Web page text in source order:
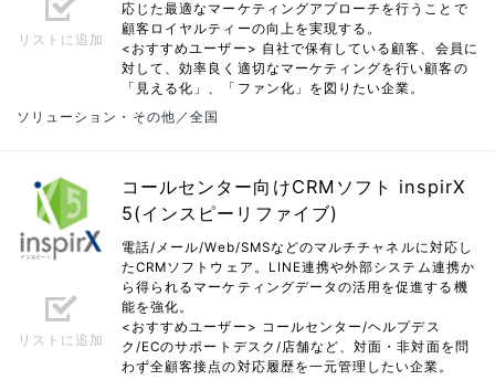
リストに追加
応じた最適なマーケティングアプローチを行うことで
顧客ロイヤルティーの向上を実現する。
<おすすめユーザー> 自社で保有している顧客、会員に
対して、効率良く適切なマーケティングを行い顧客の
「見える化」、「ファン化」を図りたい企業。
ソリューション・その他／全国
リストに追加
コールセンター向けCRMソフト inspirX
5(インスピーリファイブ)
電話/メール/Web/SMSなどのマルチチャネルに対応し
たCRMソフトウェア。LINE連携や外部システム連携か
ら得られるマーケティングデータの活用を促進する機
能を強化。
<おすすめユーザー> コールセンター/ヘルプデス
ク/ECのサポートデスク/店舗など、対面・非対面を問
わず全顧客接点の対応履歴を一元管理したい企業。